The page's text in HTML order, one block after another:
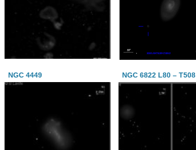
NGC 4449 NGC 6822 L80 – T508